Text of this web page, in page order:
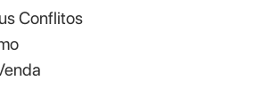
Conflitos